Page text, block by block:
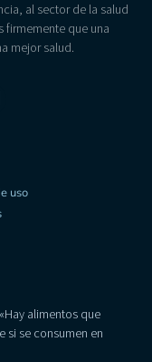
al sector de la salud
firmemente que una
mejor salud.
uso
alimentos que
si se consumen en